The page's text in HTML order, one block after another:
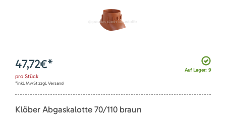
Auf Lager: 9
47,72€*
pro Stück
*inkl. MwSt zzgl. Versand
Klöber Abgaskalotte 70/110 braun